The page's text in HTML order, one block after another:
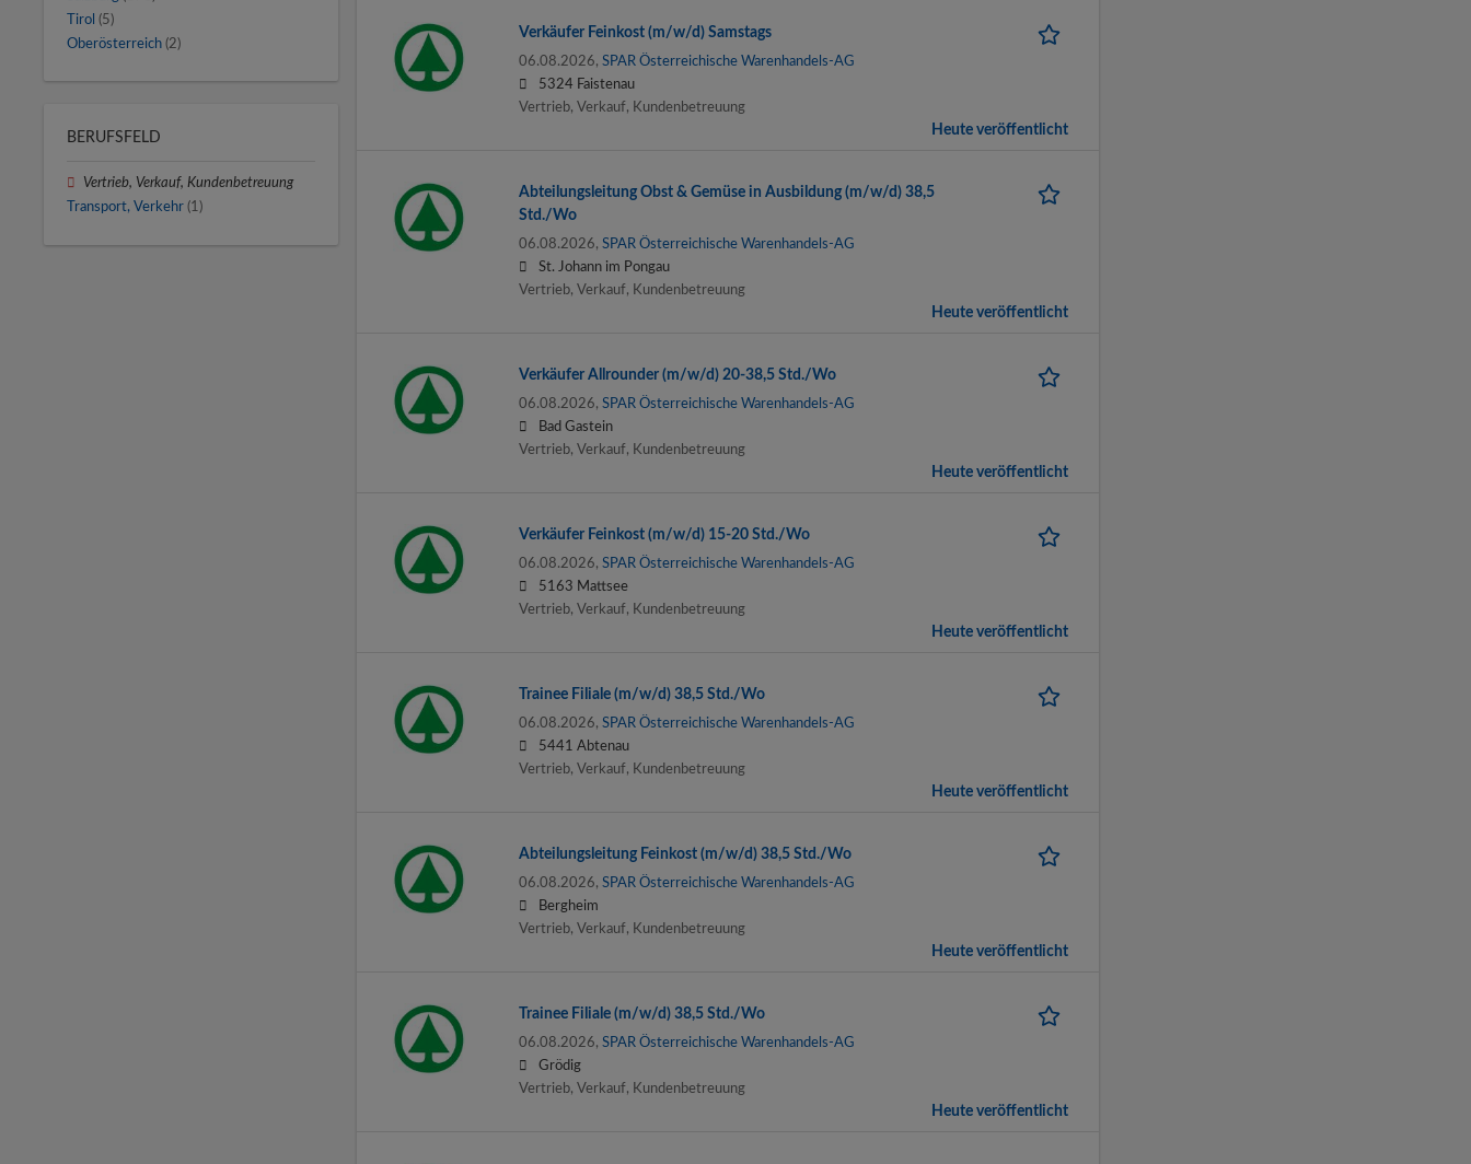
Verkäufer Feinkost (m/w/d) Samstags
06.08.2026, SPAR Österreichische Warenhandels-AG
5324 Faistenau
Vertrieb, Verkauf, Kundenbetreuung
Heute veröffentlicht
Abteilungsleitung Obst & Gemüse in Ausbildung (m/w/d) 38,5
Std./Wo
06.08.2026, SPAR Österreichische Warenhandels-AG
St. Johann im Pongau
Vertrieb, Verkauf, Kundenbetreuung
Heute veröffentlicht
Verkäufer Allrounder (m/w/d) 20-38,5 Std./Wo
06.08.2026, SPAR Österreichische Warenhandels-AG
Bad Gastein
Vertrieb, Verkauf, Kundenbetreuung
Heute veröffentlicht
Verkäufer Feinkost (m/w/d) 15-20 Std./Wo
06.08.2026, SPAR Österreichische Warenhandels-AG
5163 Mattsee
Vertrieb, Verkauf, Kundenbetreuung
Heute veröffentlicht
Trainee Filiale (m/w/d) 38,5 Std./Wo
06.08.2026, SPAR Österreichische Warenhandels-AG
5441 Abtenau
Vertrieb, Verkauf, Kundenbetreuung
Heute veröffentlicht
Abteilungsleitung Feinkost (m/w/d) 38,5 Std./Wo
06.08.2026, SPAR Österreichische Warenhandels-AG
Bergheim
Vertrieb, Verkauf, Kundenbetreuung
Heute veröffentlicht
Trainee Filiale (m/w/d) 38,5 Std./Wo
06.08.2026, SPAR Österreichische Warenhandels-AG
Grödig
Vertrieb, Verkauf, Kundenbetreuung
Heute veröffentlicht
Tirol (5)
Oberösterreich (2)
BERUFSFELD
Vertrieb, Verkauf, Kundenbetreuung
Transport, Verkehr (1)